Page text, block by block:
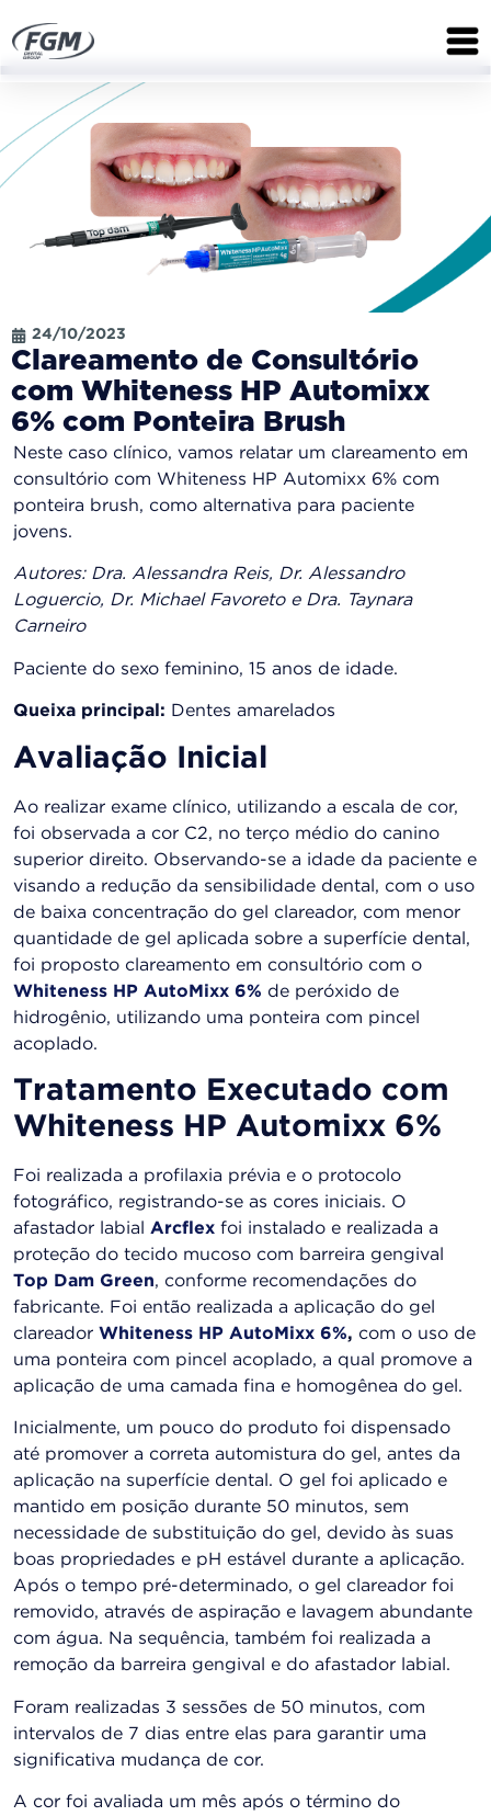
24/10/2023
Clareamento de Consultório
com Whiteness HP Automixx
6% com Ponteira Brush
Neste caso clínico, vamos relatar um clareamento em
consultório com Whiteness HP Automixx 6% com
ponteira brush, como alternativa para paciente
jovens.
Autores: Dra. Alessandra Reis, Dr. Alessandro
Loguercio, Dr. Michael Favoreto e Dra. Taynara
Carneiro
Paciente do sexo feminino, 15 anos de idade.
Queixa principal: Dentes amarelados
Avaliação Inicial
Ao realizar exame clínico, utilizando a escala de cor,
foi observada a cor C2, no terço médio do canino
superior direito. Observando-se a idade da paciente e
visando a redução da sensibilidade dental, com o uso
de baixa concentração do gel clareador, com menor
quantidade de gel aplicada sobre a superfície dental,
foi proposto clareamento em consultório com o
Whiteness HP AutoMixx 6% de peróxido de
hidrogênio, utilizando uma ponteira com pincel
acoplado.
Tratamento Executado com
Whiteness HP Automixx 6%
Foi realizada a profilaxia prévia e o protocolo
fotográfico, registrando-se as cores iniciais. O
afastador labial Arcflex foi instalado e realizada a
proteção do tecido mucoso com barreira gengival
Top Dam Green, conforme recomendações do
fabricante. Foi então realizada a aplicação do gel
clareador Whiteness HP AutoMixx 6%, com o uso de
uma ponteira com pincel acoplado, a qual promove a
aplicação de uma camada fina e homogênea do gel.
Inicialmente, um pouco do produto foi dispensado
até promover a correta automistura do gel, antes da
aplicação na superfície dental. O gel foi aplicado e
mantido em posição durante 50 minutos, sem
necessidade de substituição do gel, devido às suas
boas propriedades e pH estável durante a aplicação.
Após o tempo pré-determinado, o gel clareador foi
removido, através de aspiração e lavagem abundante
com água. Na sequência, também foi realizada a
remoção da barreira gengival e do afastador labial.
Foram realizadas 3 sessões de 50 minutos, com
intervalos de 7 dias entre elas para garantir uma
significativa mudança de cor.
A cor foi avaliada um mês após o término do